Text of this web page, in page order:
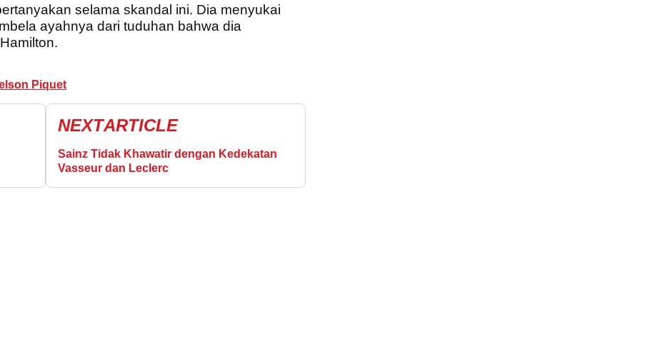
selama skandal ini. Dia menyukai
ayahnya dari tuduhan bahwa dia
Piquet
NEXTARTICLE
Sainz Tidak Khawatir dengan Kedekatan
Vasseur dan Leclerc